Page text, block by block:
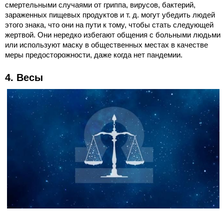
смертельными случаями от гриппа, вирусов, бактерий,
зараженных пищевых продуктов и т. д. могут убедить людей
этого знака, что они на пути к тому, чтобы стать следующей
жертвой. Они нередко избегают общения с больными людьми
или используют маску в общественных местах в качестве
меры предосторожности, даже когда нет пандемии.
4. Весы